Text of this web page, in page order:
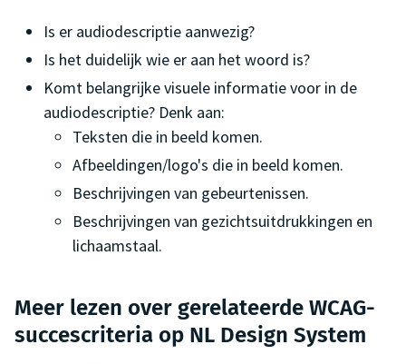
Is er audiodescriptie aanwezig?
Is het duidelijk wie er aan het woord is?
Komt belangrijke visuele informatie voor in de
audiodescriptie? Denk aan:
Teksten die in beeld komen.
Afbeeldingen/logo's die in beeld komen.
Beschrijvingen van gebeurtenissen.
Beschrijvingen van gezichtsuitdrukkingen en
lichaamstaal.
Meer lezen over gerelateerde WCAG-
succescriteria op NL Design System